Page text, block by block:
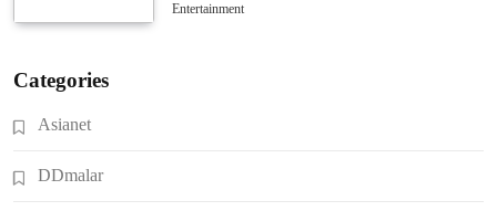
Entertainment
Categories
Asianet
DDmalar